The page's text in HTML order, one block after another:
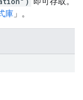
庫 」。